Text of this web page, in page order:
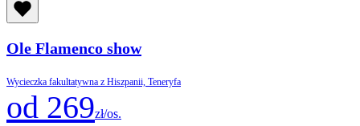
Ole Flamenco show
Wycieczka fakultatywna z Hiszpanii, Teneryfa
od 269zł/os.